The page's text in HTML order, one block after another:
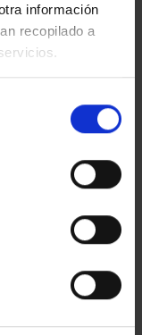
información
recopilado a
SUSCRIPCIÓN
DE
2
949,00 €
para usuarios
registrados